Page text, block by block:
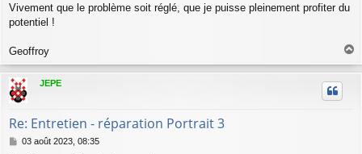
a
g
Vivement que le problème soit réglé, que je puisse pleinement profiter du
potentiel !
Geoffroy
a
u
JEPE
Re: Entretien - réparation Portrait 3
M
03 août 2023, 08:35